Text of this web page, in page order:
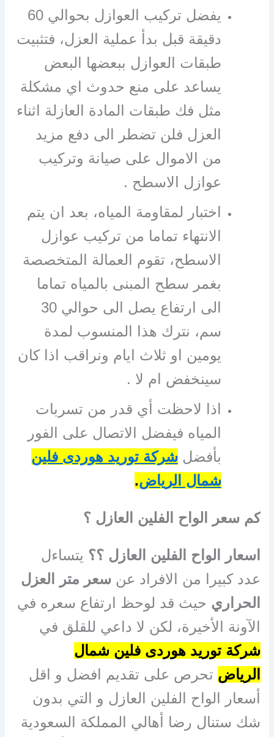
يفضل تركيب العوازل بحوالي 60
دقيقة قبل بدأ عملية العزل، فتثبيت
طبقات العوازل ببعضها البعض
يساعد على منع حدوث اي مشكلة
مثل فك طبقات المادة العازلة اثناء
العزل فلن تضطر الى دفع مزيد
من الاموال على صيانة وتركيب
عوازل الاسطح .
اختبار لمقاومة المياه، بعد ان يتم
الانتهاء تماما من تركيب عوازل
الاسطح، تقوم العمالة المتخصصة
بغمر سطح المبنى بالمياه تماما
الى ارتفاع يصل الى حوالي 30
سم، نترك هذا المنسوب لمدة
يومين او ثلاث ايام ونراقب اذا كان
سينخفض ام لا .
اذا لاحظت أي قدر من تسربات
المياه فيفضل الاتصال على الفور
بأفضلشركة توريد هوردى فلين
شمال الرياض.
كم سعر الواح الفلين العازل ؟
اسعار الواح الفلين العازل ؟؟ يتساءل
عدد كبيرا من الافراد عن سعر متر العزل
الحراري حيث قد لوحظ ارتفاع سعره في
الآونة الأخيرة، لكن لا داعي للقلق في
شركة توريد هوردى فلين شمال
الرياض تحرص على تقديم افضل و اقل
أسعار الواح الفلين العازل و التي بدون
شك ستنال رضا أهالي المملكة السعودية